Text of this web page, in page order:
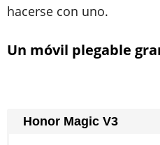
hacerse con uno.
Un móvil plegable
Honor Magic V3